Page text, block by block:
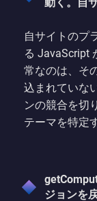
自サイトのプ
る JavaScript
常なのは、そ
込まれていな
ンの競合を切
テーマを特定
ジョンを